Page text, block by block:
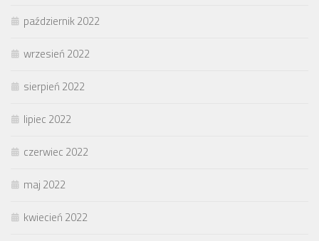
październik 2022
wrzesień 2022
sierpień 2022
lipiec 2022
czerwiec 2022
maj 2022
kwiecień 2022